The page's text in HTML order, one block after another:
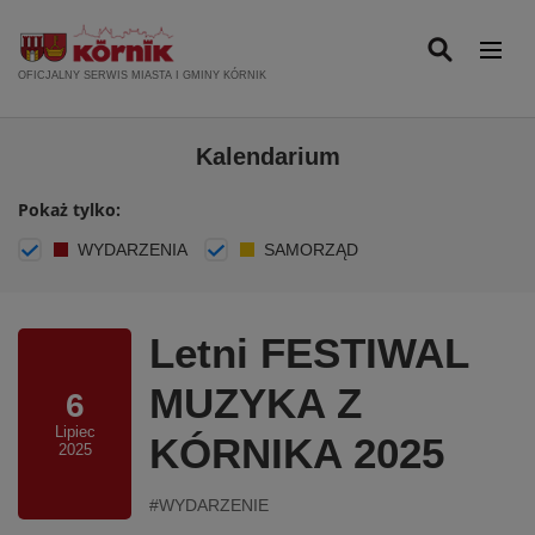
OFICJALNY SERWIS MIASTA I GMINY KÓRNIK
Kalendarium
Pokaż tylko:
WYDARZENIA SAMORZĄD
6
Lipiec
2025
Letni FESTIWAL
MUZYKA Z
KÓRNIKA 2025
WYDARZENIE